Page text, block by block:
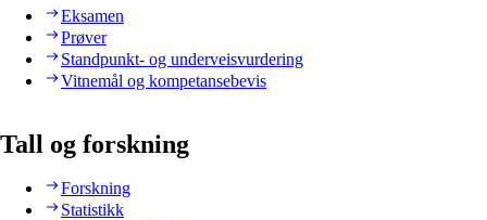
Eksamen
Prøver
Standpunkt- og underveisvurdering
Vitnemål og kompetansebevis
Tall og forskning
Forskning
Statistikk